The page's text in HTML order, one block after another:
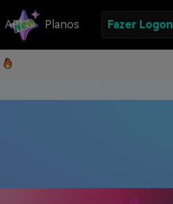
API Planos Fazer Logon